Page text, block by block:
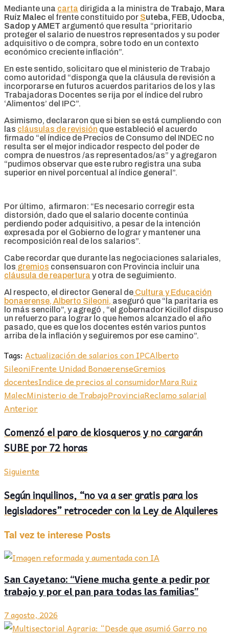
Mediante una carta dirigida a la ministra de Trabajo, Mara
Ruíz Malec el frente constituido por Suteba, FEB, Udocba,
Sadop y AMET argumentó que resulta “prioritario
proteger el salario de nuestros representados y su poder
adquisitivo o de compra, sobre todo en un contexto
económico creciente inflación”.
En este sentido, solicitaro que el ministerio de Trabajo
como autoridad “disponga que la cláusula de revisión a
incorporarse en futuros acuerdos paritarios de los y las
Trabajadoras Docentes se rija por el índice del rubro
‘Alimentos’ del IPC”.
Asimismo, declararon que si bien se está cumpliendo con
las cláusulas de revisión que estableció el acuerdo
firmado “el índice de Precios de Consumo del INDEC no
resulta ser el mejor indicador respecto del poder de
compra de nuestros /as representados/as” y agregaron
“pudimos observar que este rubro registra una suba
superior en nivel porcentual al índice general”.
Por último, afirmaron: “Es necesario corregir esta
distorsión, dado que el salario docente continúa
perdiendo poder adquisitivo, a pesar de la intención
expresada por el Gobierno de lograr y mantener una
recomposición real de los salarios”.
Cabe recordar que durante las negociaciones salariales,
los gremios consensuaron con Provincia incluir una
cláusula de reapertura y otra de seguimiento.
Al respecto, el director General de Cultura y Educación
bonaerense, Alberto Sileoni, aseguró que “la paritaria es
lo más sencillo”, y agregó , “el gobernador Kicillof dispuso
un refuerzo para lograr lo que hemos alcanzado el año
pasado, que es que los docentes estén varios puntos
arriba de la inflación y seguiremos por ese camino”.
Tags: Actualización de salarios con IPCAlberto
SileoniFrente Unidad BonaerenseGremios
docentesIndice de precios al consumidorMara Ruiz
MalecMinisterio de TrabajoProvinciaReclamo salarial
Anterior
Comenzó el paro de kiosqueros y no cargarán
SUBE por 72 horas
Siguiente
Según inquilinos, “no va a ser gratis para los
legisladores” retroceder con la Ley de Alquileres
Tal vez te interese Posts
San Cayetano: “Viene mucha gente a pedir por
trabajo y por el pan para todas las familias”
7 agosto, 2026